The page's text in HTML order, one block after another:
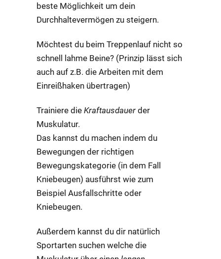
beste Möglichkeit um dein
Durchhaltevermögen zu steigern.
Möchtest du beim Treppenlauf nicht so
schnell lahme Beine? (Prinzip lässt sich
auch auf z.B. die Arbeiten mit dem
Einreißhaken übertragen)
Trainiere die Kraftausdauer der
Muskulatur.
Das kannst du machen indem du
Bewegungen der richtigen
Bewegungskategorie (in dem Fall
Kniebeugen) ausführst wie zum
Beispiel Ausfallschritte oder
Kniebeugen.
Außerdem kannst du dir natürlich
Sportarten suchen welche die